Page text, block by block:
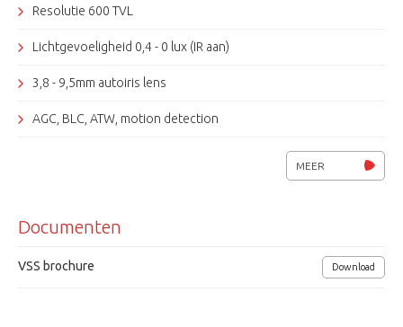
Resolutie 600 TVL
Lichtgevoeligheid 0,4 - 0 lux (IR aan)
3,8 - 9,5mm autoiris lens
AGC, BLC, ATW, motion detection
Vandaalbestendig, IP66
Spanning 12 Vdc/ 24Vac, 6W
MEER
Documenten
VSS brochure Download